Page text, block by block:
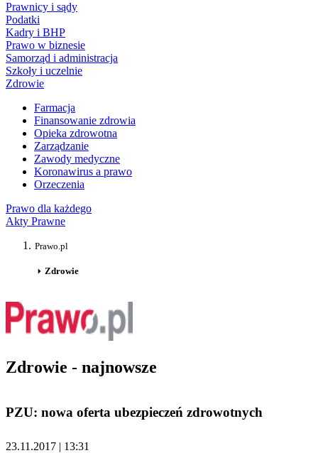
Prawnicy i sądy
Podatki
Kadry i BHP
Prawo w biznesie
Samorząd i administracja
Szkoły i uczelnie
Zdrowie
Farmacja
Finansowanie zdrowia
Opieka zdrowotna
Zarządzanie
Zawody medyczne
Koronawirus a prawo
Orzeczenia
Prawo dla każdego
Akty Prawne
Prawo.pl
Zdrowie
Zdrowie - najnowsze
PZU: nowa oferta ubezpieczeń zdrowotnych
23.11.2017 | 13:31